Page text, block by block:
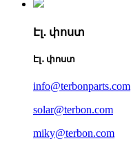
Էլ․ փոստ
Էլ․ փոստ
info@terbonparts.com
solar@terbon.com
miky@terbon.com